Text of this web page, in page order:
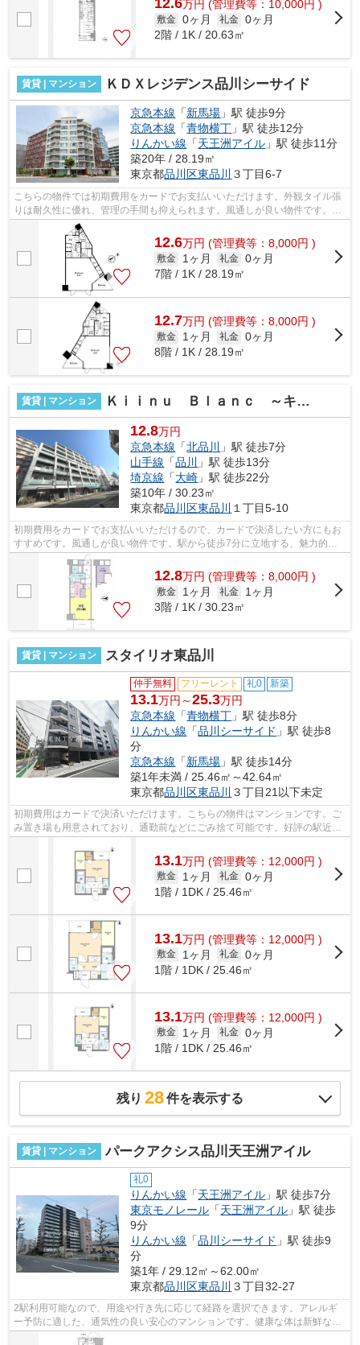
12.6万円 (管理費等：10,000円 )
敷金 0ヶ月 礼金 0ヶ月
2階 / 1K / 20.63㎡
賃貸 | マンション ＫＤＸレジデンス品川シーサイド
京急本線 「新馬場 」駅 徒歩9分
京急本線 「青物横丁 」駅 徒歩12分
りんかい線 「天王洲アイル 」駅 徒歩11分
築20年 / 28.19㎡
東京都品川区東品川 ３丁目6-7
こちらの物件では初期費用をカードでお支払いいただけます。外観タイル張
りは耐久性に優れ、管理の手間も抑えられます。風通しが良い物件です。こ
ちらの物件はマンションです。利便性...
12.6万円 (管理費等：8,000円 )
敷金 1ヶ月 礼金 0ヶ月
7階 / 1K / 28.19㎡
12.7万円 (管理費等：8,000円 )
敷金 1ヶ月 礼金 0ヶ月
8階 / 1K / 28.19㎡
賃貸 | マンション Ｋｉｉｎｕ Ｂｌａｎｃ ～キーヌ・ブラン～
12.8万円
京急本線 「北品川 」駅 徒歩7分
山手線 「品川 」駅 徒歩13分
埼京線 「大崎 」駅 徒歩22分
築10年 / 30.23㎡
東京都品川区東品川 １丁目5-10
初期費用をカードでお支払いいただけるので、カードで決済したい方にもお
すすめです。風通しが良い物件です。駅から徒歩7分に立地する、魅力的な
駅近物件です。防犯対策もバッチリなマ...
12.8万円 (管理費等：8,000円 )
敷金 1ヶ月 礼金
1ヶ月
3階 / 1K / 30.23㎡
賃貸 | マンション スタイリオ東品川
仲手無料 フリーレント 礼0 新築
13.1万円～25.3万円
京急本線 「青物横丁 」駅 徒歩8分
りんかい線 「品川シーサイド 」駅 徒歩8
分
京急本線 「新馬場 」駅 徒歩14分
築1年未満 / 25.46㎡～42.64㎡
東京都品川区東品川 ３丁目21以下未定
初期費用はカードで決済いただけます。こちらの物件はマンションです。ご
み置き場も用意されており、通勤前などにごみ捨て可能です。好評の駅近物
13.1万円 (管理費等：12,000円 )
敷金 1ヶ月 礼金 0ヶ月
1階 / 1DK / 25.46㎡
13.1万円 (管理費等：12,000円 )
敷金 1ヶ月 礼金 0ヶ月
1階 / 1DK / 25.46㎡
13.1万円 (管理費等：12,000円 )
敷金 1ヶ月 礼金 0ヶ月
1階 / 1DK / 25.46㎡
残り 28件を表示する
賃貸 | マンション パークアクシス品川天王洲アイル
礼0
りんかい線 「天王洲アイル 」駅 徒歩7分
東京モノレール 「天王洲アイル 」駅 徒歩
9分
りんかい線 「品川シーサイド 」駅 徒歩9
分
築1年 / 29.12㎡～62.00㎡
東京都品川区東品川 ３丁目32-27
2駅利用可能なので、用途や行き先に応じて経路を選択できます。アレルギ
ー予防に適した、通気性の良い安心のマンションです。健康な体は新鮮な空
気を吸うところから。こちらはマンショ...